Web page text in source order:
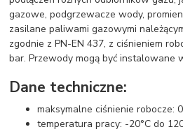
gazowe, podgrzewacze wody,
zasilane paliwami gazowymi
zgodnie z PN-EN 437, z ciśnieniem
bar. Przewody mogą być instalowane
Dane techniczne:
maksymalne ciśnienie robocze:
temperatura pracy: -20°C do